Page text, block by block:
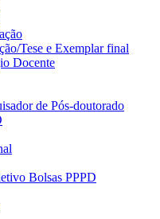
Tese e Exemplar final
Docente
de Pós-doutorado
Bolsas PPPD